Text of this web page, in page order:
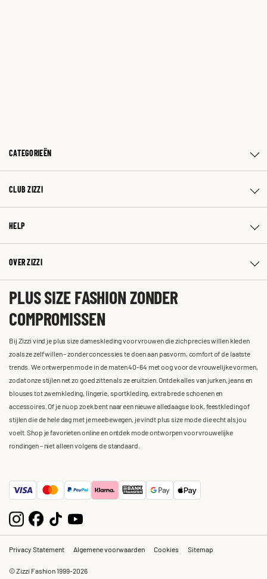
CATEGORIEËN
CLUB ZIZZI
HELP
OVER ZIZZI
PLUS SIZE FASHION ZONDER
COMPROMISSEN
Bij Zizzi vind je plus size dameskleding voor vrouwen die zich precies willen kleden
zoals ze zelf willen – zonder concessies te doen aan pasvorm, comfort of de laatste
trends. We ontwerpen mode in de maten 40-64 met oog voor de vrouwelijke vormen,
zodat onze stijlen net zo goed zitten als ze eruitzien. Ontdek alles van jurken, jeans en
blouses tot zwemkleding, lingerie, sportkleding, extra brede schoenen en
accessoires. Of je nu op zoek bent naar een nieuwe alledaagse look, feestkleding of
stijlen die de hele dag met je meebewegen, je vindt plus size mode die echt als jou
voelt. Shop je favorieten online en ontdek mode ontworpen voor vrouwelijke
rondingen – niet alleen volgens de standaard.
Privacy Statement Algemene voorwaarden Cookies Sitemap
© Zizzi Fashion 1999-2026